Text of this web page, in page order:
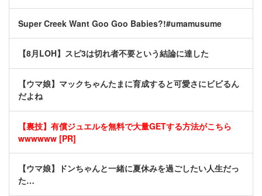
Super Creek Want Goo Goo Babies?!#umamusume
【8月LOH】スピ3は切れ者不要という結論に達した
【ウマ娘】マックちゃんたまに育成すると可愛さにビビるん
だよね
【裏技】有償ジュエルを無料で大量GETする方法がこちら
wwwwww [PR]
【ウマ娘】ドンちゃんと一緒に夏休みを過ごしたい人生だっ
た…